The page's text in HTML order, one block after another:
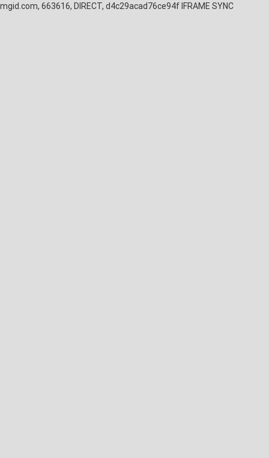
mgid.com, 663616, DIRECT, d4c29acad76ce94f IFRAME SYNC